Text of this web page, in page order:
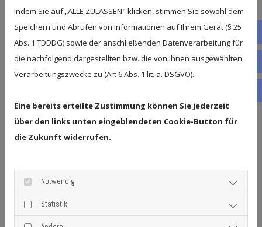
Ihnen bei Spehr Umzüge in Leipzig gerne mit
kompetentem Fachwissen weiter und
verraten Ihnen die häufigsten Fehler bei
einem Umzug und wie Sie diese effektiv
vermeiden:
1. Unrealistische Zeitplanung
Einer der häufigsten Fehler bei einem Umzug
ist eine zu knapp bemessene
fertig gepackt sind und die Umzugshelfer
bereits ungeduldig vor der Tür warten, ist
Stress vorprogrammiert. Planen Sie deshalb
ausreichend Zeit für das Aussortieren,
Indem Sie auf „ALLE ZULASSEN" klicken, stimmen Sie sowohl dem
Speichern und Abrufen von Informationen auf Ihrem Gerät (§ 25
Abs. 1 TDDDG) sowie der anschließenden Datenverarbeitung für
die nachfolgend dargestellten bzw. die von Ihnen ausgewählten
Verarbeitungszwecke zu (Art 6 Abs. 1 lit. a. DSGVO).
Eine bereits erteilte Zustimmung können Sie jederzeit
über den links unten eingeblendeten Cookie-Button für
die Zukunft widerrufen.
Notwendig
Statistik